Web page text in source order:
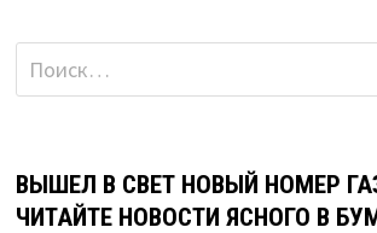
Найти:
ВЫШЕЛ В СВЕТ НОВЫЙ НОМЕР
ЧИТАЙТЕ НОВОСТИ ЯСНОГО В